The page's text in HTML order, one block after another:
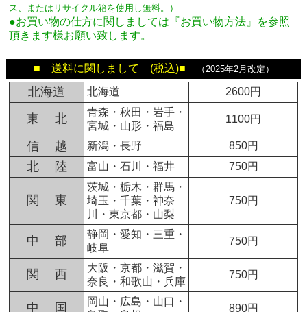
ス、またはリサイクル箱を使用し無料。
）
●お買い物の仕方に関しましては『お買い物方法』を参照
頂きます様お願い致します。
■ 送料に関しまして (税込)■ （2025年2月改定）
北海道 北海道 2600円
東 北
青森・秋田・岩手・
宮城・山形・福島
1100円
信 越 新潟・長野 850円
北 陸 富山・石川・福井 750円
関 東
茨城・栃木・群馬・
埼玉・千葉・神奈
川・東京都・山梨
750円
中 部
静岡・愛知・三重・
岐阜
750円
関 西
大阪・京都・滋賀・
奈良・和歌山・兵庫
750円
中 国
岡山・広島・山口・
890円